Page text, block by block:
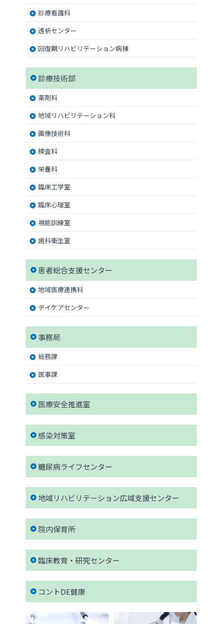
診療看護科
透析センター
回復期リハビリテーション病棟
診療技術部
薬剤科
地域リハビリテーション科
画像技術科
検査科
栄養科
臨床工学室
臨床心理室
視能訓練室
歯科衛生室
患者総合支援センター
地域医療連携科
デイケアセンター
事務局
総務課
医事課
医療安全推進室
感染対策室
糖尿病ライフセンター
地域リハビリテ－ション広域支援センター
院内保育所
臨床教育・研究センター
コントDE健康